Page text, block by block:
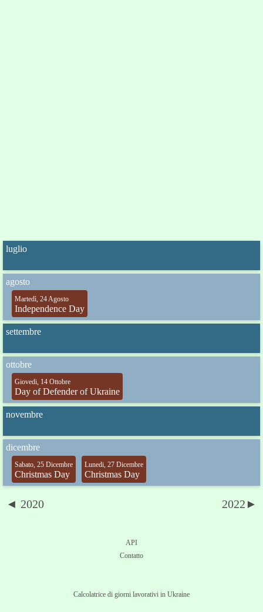
luglio
agosto
Martedì, 24 Agosto
Independence Day
settembre
ottobre
Giovedi, 14 Ottobre
Day of Defender of Ukraine
novembre
dicembre
Sabato, 25 Dicembre
Christmas Day
Lunedi, 27 Dicembre
Christmas Day
◄ 2020 2022►
API
Contatto
Calcolatrice di giorni lavorativi in Ukraine